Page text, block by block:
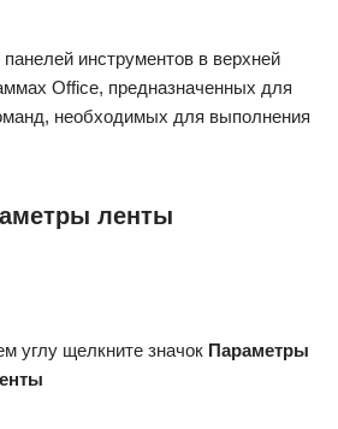
инструментов в верхней
Office, предназначенных для
необходимых для выполнения
ленты
углу щелкните значок Параметры